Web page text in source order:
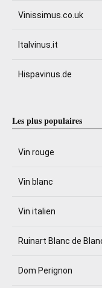
Vinissimus.co.uk
Italvinus.it
Hispavinus.de
Les plus populaires
Vin rouge
Vin blanc
Vin italien
Ruinart Blanc de
Dom Perignon